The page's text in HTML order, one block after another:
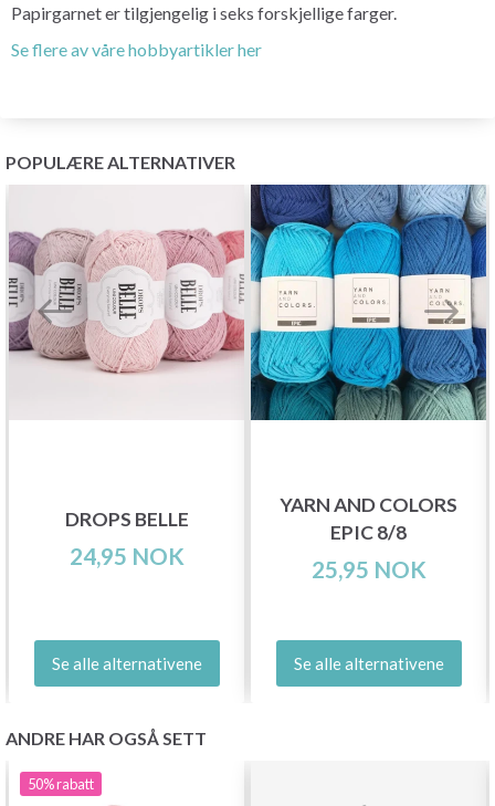
Papirgarnet er tilgjengelig i seks forskjellige farger.
Se flere av våre hobbyartikler her
POPULÆRE ALTERNATIVER
DROPS BELLE
24,95 NOK
Se alle alternativene
YARN AND COLORS
EPIC 8/8
25,95 NOK
Se alle alternativene
ANDRE HAR OGSÅ SETT
50%rabatt